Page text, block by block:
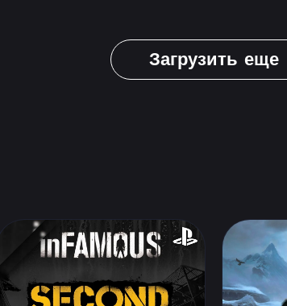
Загрузить еще